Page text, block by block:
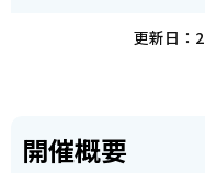
更新日：
開催概要